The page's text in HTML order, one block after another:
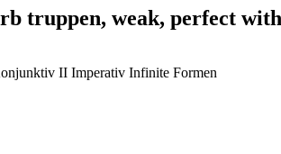
truppen, weak, perfect
II Imperativ Infinite Formen